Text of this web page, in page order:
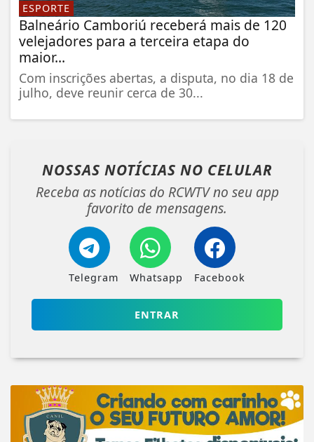
ESPORTE
Balneário Camboriú receberá mais de 120
velejadores para a terceira etapa do
maior...
Com inscrições abertas, a disputa, no dia 18 de
julho, deve reunir cerca de 30...
NOSSAS NOTÍCIAS NO CELULAR
Receba as notícias do RCWTV no seu app
favorito de mensagens.
Telegram Whatsapp Facebook
ENTRAR